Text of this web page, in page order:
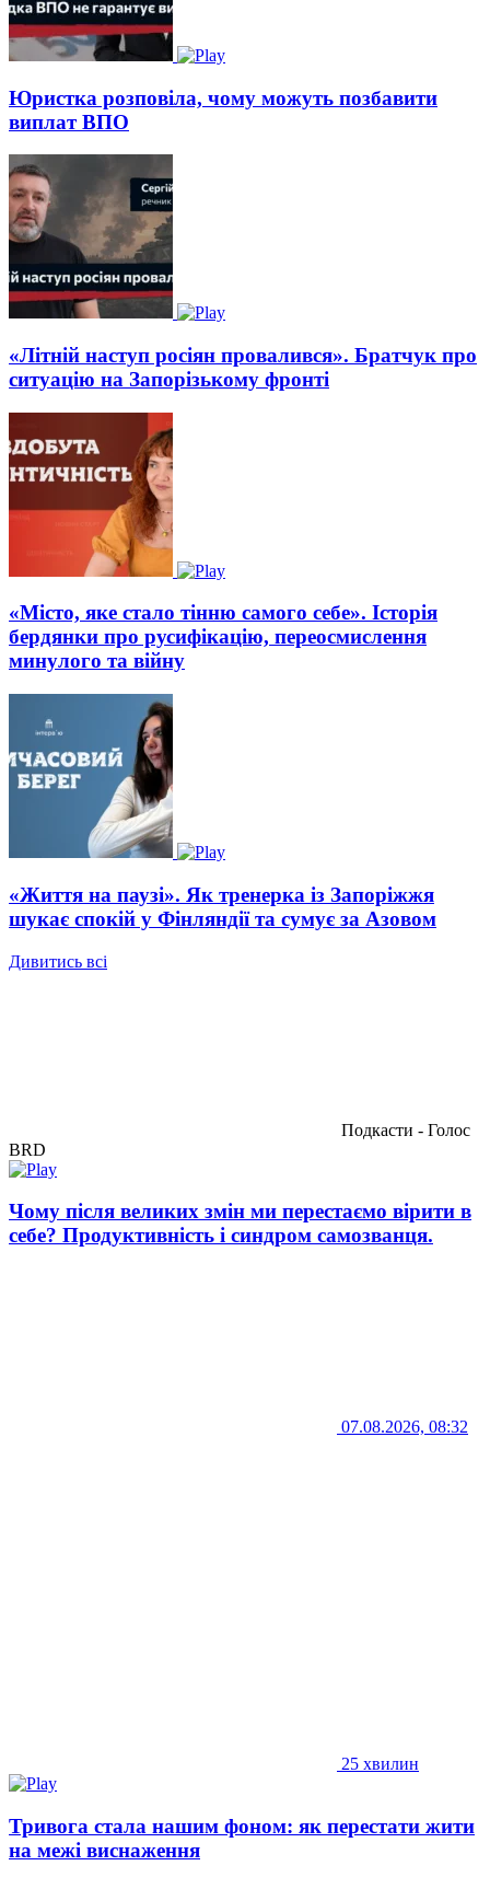
Юристка розповіла, чому можуть позбавити
виплат ВПО
«Літній наступ росіян провалився». Братчук про
ситуацію на Запорізькому фронті
«Місто, яке стало тінню самого себе». Історія
бердянки про русифікацію, переосмислення
минулого та війну
«Життя на паузі». Як тренерка із Запоріжжя
шукає спокій у Фінляндії та сумує за Азовом
Дивитись всі
Подкасти - Голос
BRD
Чому після великих змін ми перестаємо вірити в
себе? Продуктивність і синдром самозванця.
07.08.2026, 08:32
25 хвилин
Тривога стала нашим фоном: як перестати жити
на межі виснаження